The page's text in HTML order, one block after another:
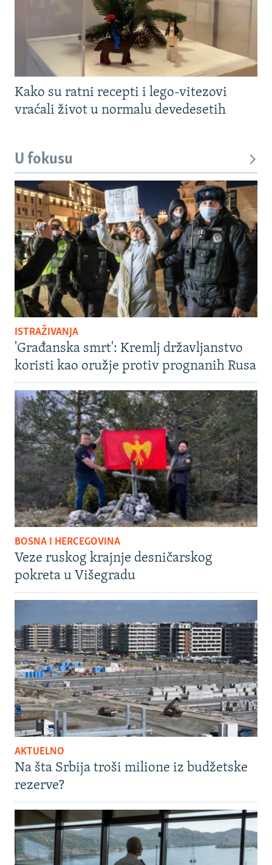
Kako su ratni recepti i lego-vitezovi
vraćali život u normalu devedesetih
U fokusu
ISTRAŽIVANJA
'Građanska smrt': Kremlj državljanstvo
koristi kao oružje protiv prognanih Rusa
BOSNA I HERCEGOVINA
Veze ruskog krajnje desničarskog
pokreta u Višegradu
AKTUELNO
Na šta Srbija troši milione iz budžetske
rezerve?